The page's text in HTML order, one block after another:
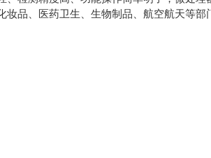
品、医药卫生、生物制品、航空航天等部